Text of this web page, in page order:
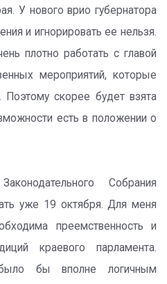
У нового врио губернатора
и игнорировать ее нельзя.
плотно работать с главой
мероприятий, которые
Поэтому скорее будет взята
есть в положении о
Собрания
уже 19 октября. Для меня
преемственность и
краевого парламента.
бы вполне логичным